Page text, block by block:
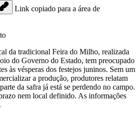
Link copiado para a área de
da tradicional Feira do Milho, realizada
do Governo do Estado, tem preocupado
às vésperas dos festejos juninos. Sem um
a produção, produtores relatam
da safra já está se perdendo no campo.
nem local definido. As informações